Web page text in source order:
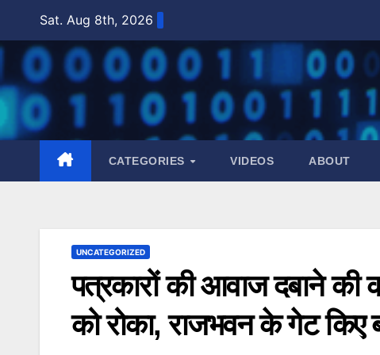
content
Sat. Aug 8th, 2026
CATEGORIES VIDEOS ABOUT
UNCATEGORIZED
पत्रकारों की आवाज दबाने की
को रोका, राजभवन के गेट किए